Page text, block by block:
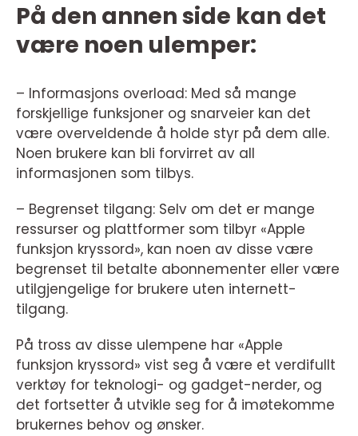
På den annen side kan det
være noen ulemper:
– Informasjons overload: Med så mange
forskjellige funksjoner og snarveier kan det
være overveldende å holde styr på dem alle.
Noen brukere kan bli forvirret av all
informasjonen som tilbys.
– Begrenset tilgang: Selv om det er mange
ressurser og plattformer som tilbyr «Apple
funksjon kryssord», kan noen av disse være
begrenset til betalte abonnementer eller være
utilgjengelige for brukere uten internett-
tilgang.
På tross av disse ulempene har «Apple
funksjon kryssord» vist seg å være et verdifullt
verktøy for teknologi- og gadget-nerder, og
det fortsetter å utvikle seg for å imøtekomme
brukernes behov og ønsker.